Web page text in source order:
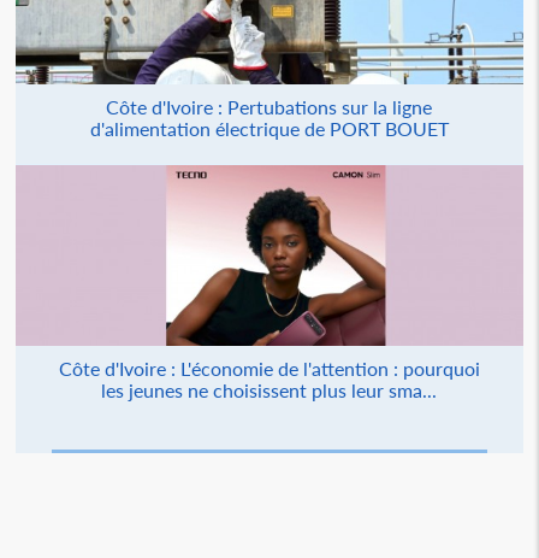
Côte d'Ivoire : Pertubations sur la ligne
d'alimentation électrique de PORT BOUET
Côte d'Ivoire : L'économie de l'attention : pourquoi
les jeunes ne choisissent plus leur sma...